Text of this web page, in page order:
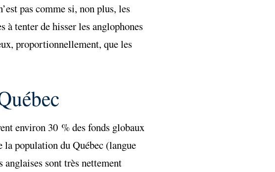
pas comme si, non plus, les
tenter de hisser les anglophones
proportionnellement, que les
environ 30 % des fonds globaux
la population du Québec (langue
sont très nettement